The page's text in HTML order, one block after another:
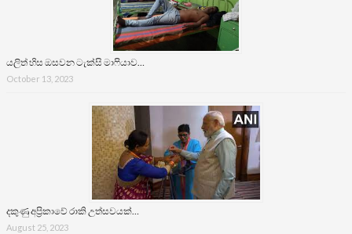
යලිත් හිස ඔසවන ටැක්සි මාෆියාව…
October 13, 2023
දකුණු අප්‍රිකාවේ රාකි උත්සවයක්…
August 25, 2023